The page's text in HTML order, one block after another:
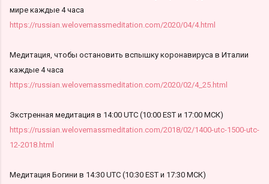
мире каждые 4 часа
https://russian.welovemassmeditation.com/2020/04/4.html
Медитация, чтобы остановить вспышку коронавируса в Италии
каждые 4 часа
https://russian.welovemassmeditation.com/2020/02/4_25.html
Экстренная медитация в 14:00 UTC (10:00 EST и 17:00 МСК)
https://russian.welovemassmeditation.com/2018/02/1400-utc-1500-utc-
12-2018.html
Медитация Богини в 14:30 UTC (10:30 EST и 17:30 МСК)